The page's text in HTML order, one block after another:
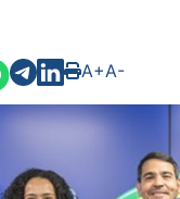
A+A-